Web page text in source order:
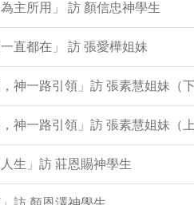
主所用」 訪 顏信忠神學生
直都在」 訪 張愛樺姐妹
神一路引領」訪 張素慧姐妹（下
神一路引領」訪 張素慧姐妹（上
生」訪 莊恩賜神學生